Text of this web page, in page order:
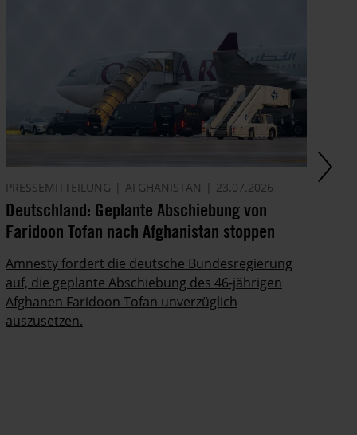
PRESSEMITTEILUNG AFGHANISTAN 23.07.2026
Deutschland: Geplante Abschiebung von
Faridoon Tofan nach Afghanistan stoppen
Amnesty fordert die deutsche Bundesregierung
auf, die geplante Abschiebung des 46-jährigen
Afghanen Faridoon Tofan unverzüglich
auszusetzen.